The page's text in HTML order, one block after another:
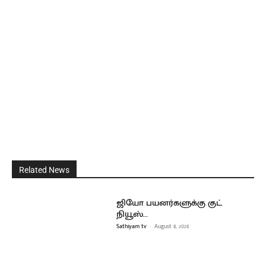
Related News
ஜியோ பயனர்களுக்கு குட்
நியூஸ்…
Sathiyam tv - August 8, 2026